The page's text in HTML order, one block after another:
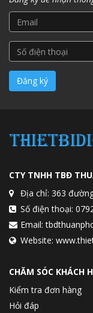
CTY TNHH TBĐ
Địa chỉ: 363
Số điện thoại:
Email:
Website:
CHĂM SÓC KHÁCH
Kiểm tra đơn hàng
Hỏi đáp